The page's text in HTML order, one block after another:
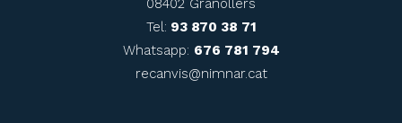
08402 Granollers
Tel: 93 870 38 71
Whatsapp: 676 781 794
recanvis@nimnar.cat